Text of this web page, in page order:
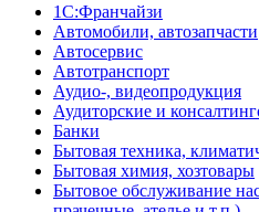
1С:Франчайзи
Автомобили, автозапчасти
Автосервис
Автотранспорт
Аудио-, видеопродукция
Аудиторские и
Банки
Бытовая техника,
Бытовая химия, хозтовары
Бытовое обслуживание